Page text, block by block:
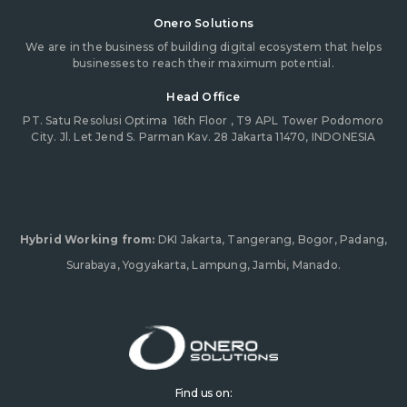
Onero Solutions
We are in the business of building digital ecosystem that helps
businesses to reach their maximum potential.
Head Office
PT. Satu Resolusi Optima 16th Floor , T9 APL Tower Podomoro
City. Jl. Let Jend S. Parman Kav. 28 Jakarta 11470, INDONESIA
Hybrid Working from: DKI Jakarta, Tangerang, Bogor, Padang,
Surabaya, Yogyakarta, Lampung, Jambi, Manado.
Find us on: